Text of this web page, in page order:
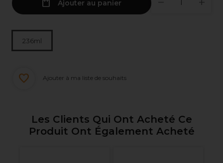
Ajouter au panier
236ml
Ajouter à ma liste de souhaits
Les Clients Qui Ont Acheté Ce
Produit Ont Également Acheté